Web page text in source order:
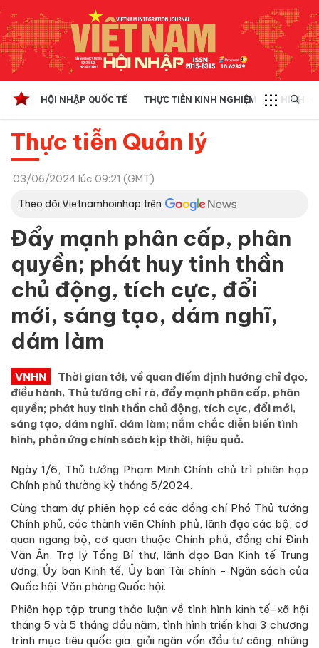
HỘI NHẬP QUỐC TẾ THỰC TIỄN KINH NGHIỆM CHÍNH
Thực tiễn Quản lý
03/06/2024 lúc 09:21 (GMT)
Theo dõi Vietnamhoinhap trên
Đẩy mạnh phân cấp, phân
quyền; phát huy tinh thần
chủ động, tích cực, đổi
mới, sáng tạo, dám nghĩ,
dám làm
VNHN
Thời gian tới, về quan điểm định hướng chỉ đạo,
điều hành, Thủ tướng chỉ rõ, đẩy mạnh phân cấp, phân
quyền; phát huy tinh thần chủ động, tích cực, đổi mới,
sáng tạo, dám nghĩ, dám làm; nắm chắc diễn biến tình
hình, phản ứng chính sách kịp thời, hiệu quả.
Ngày 1/6, Thủ tướng Phạm Minh Chính chủ trì phiên họp
Chính phủ thường kỳ tháng 5/2024.
Cùng tham dự phiên họp có các đồng chí Phó Thủ tướng
Chính phủ, các thành viên Chính phủ, lãnh đạo các bộ, cơ
quan ngang bộ, cơ quan thuộc Chính phủ, đồng chí Đinh
Văn Ân, Trợ lý Tổng Bí thư, lãnh đạo Ban Kinh tế Trung
ương, Ủy ban Kinh tế, Ủy ban Tài chính - Ngân sách của
Quốc hội, Văn phòng Quốc hội.
Phiên họp tập trung thảo luận về tình hình kinh tế-xã hội
tháng 5 và 5 tháng đầu năm, tình hình triển khai 3 chương
trình mục tiêu quốc gia, giải ngân vốn đầu tư công; những